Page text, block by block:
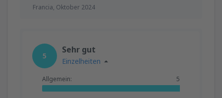
Francia, Oktober 2024
5
Sehr gut
Einzelheiten
Allgemein: 5